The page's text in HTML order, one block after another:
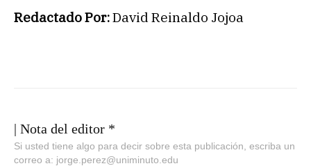
Redactado Por:David Reinaldo Jojoa
| Nota del editor *
Si usted tiene algo para decir sobre esta publicación, escriba un
correo a: jorge.perez@uniminuto.edu